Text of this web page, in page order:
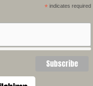
* indicates required